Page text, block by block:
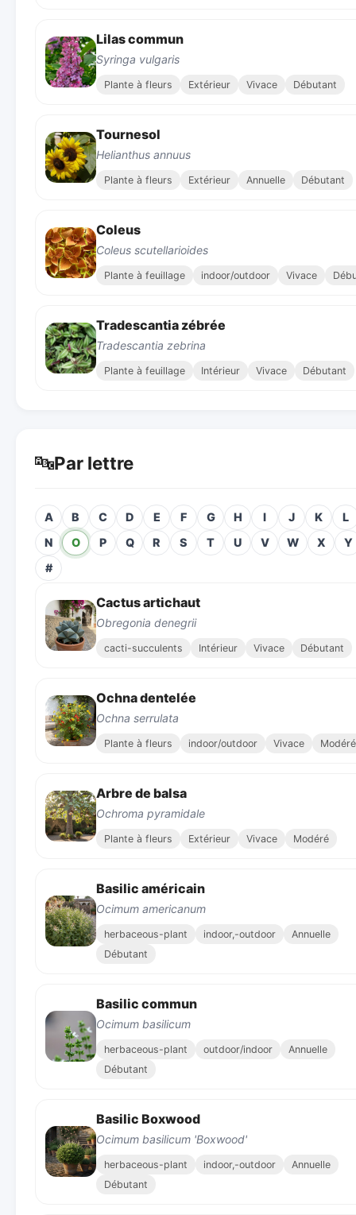
Lilas commun
Syringa vulgaris
Plante à fleurs Extérieur Vivace Débutant
Tournesol
Helianthus annuus
Plante à fleurs Extérieur Annuelle Débutant
Coleus
Coleus scutellarioides
Plante à feuillage indoor/outdoor Vivace
Tradescantia zébrée
Tradescantia zebrina
Plante à feuillage Intérieur Vivace Débutant
🔤Par lettre
A B C D E F G H I J K
L
N
O P Q R S T U V W X
Y
#
Cactus artichaut
Obregonia denegrii
cacti-succulents Intérieur Vivace Débutant
Ochna dentelée
Ochna serrulata
Plante à fleurs indoor/outdoor Vivace Modéré
Arbre de balsa
Ochroma pyramidale
Plante à fleurs Extérieur Vivace Modéré
Basilic américain
Ocimum americanum
herbaceous-plant indoor,-outdoor
Annuelle
Débutant
Basilic commun
Ocimum basilicum
herbaceous-plant outdoor/indoor
Annuelle
Débutant
Basilic Boxwood
Ocimum basilicum 'Boxwood'
herbaceous-plant indoor,-outdoor
Annuelle
Débutant